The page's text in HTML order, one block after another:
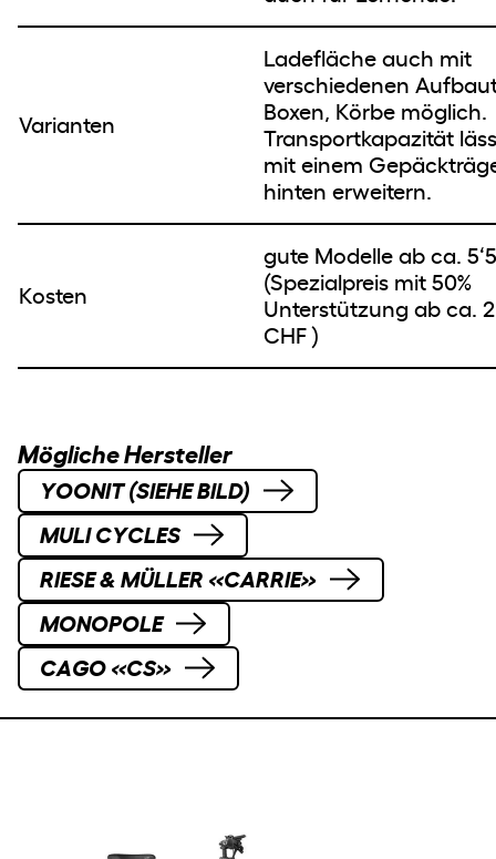
Varianten
Ladefläche auch mit
verschiedenen
Boxen, Körbe möglich.
Transportkapazität
mit einem
hinten erweitern.
Kosten
gute Modelle ab ca.
(Spezialpreis mit 50%
Unterstützung ab ca.
CHF )
Mögliche Hersteller
YOONIT (SIEHE BILD)
MULI CYCLES
RIESE & MÜLLER «CARRIE»
MONOPOLE
CAGO «CS»